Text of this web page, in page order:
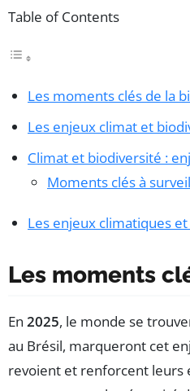
Table of Contents
Les moments clés de la
Les enjeux climat et
Climat et biodiversité :
Moments clés à
Les enjeux climatiques
Les moments
En 2025, le monde se
au Brésil, marqueront cet
revoient et renforcent